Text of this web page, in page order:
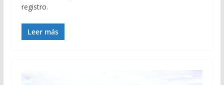
registro.
Leer más